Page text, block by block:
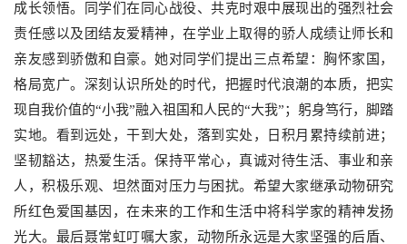
成长领悟。同学们在同心战役、共克时艰中展现出的强烈社会
责任感以及团结友爱精神，在学业上取得的骄人成绩让师长和
亲友感到骄傲和自豪。她对同学们提出三点希望：胸怀家国，
格局宽广。深刻认识所处的时代，把握时代浪潮的本质，把实
现自我价值的“小我”融入祖国和人民的“大我”；躬身笃行，脚踏
实地。看到远处，干到大处，落到实处，日积月累持续前进；
坚韧豁达，热爱生活。保持平常心，真诚对待生活、事业和亲
人，积极乐观、坦然面对压力与困扰。希望大家继承动物研究
所红色爱国基因，在未来的工作和生活中将科学家的精神发扬
光大。最后聂常虹叮嘱大家，动物所永远是大家坚强的后盾、